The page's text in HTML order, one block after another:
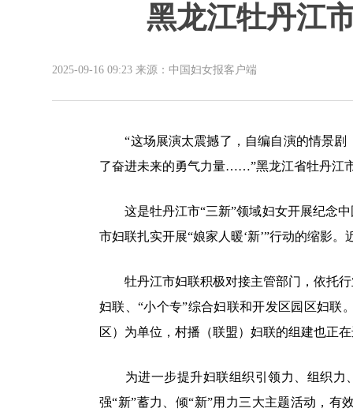
黑龙江牡丹江
2025-09-16 09:23 来源：中国妇女报客户端
“这场展演太震撼了，自编自演的情景剧
了奋进未来的勇气力量……”黑龙江省牡丹江
这是牡丹江市“三新”领域妇女开展纪念中
市妇联扎实开展“娘家人暖‘新’”行动的缩影
牡丹江市妇联积极对接主管部门，依托行
妇联、“小个专”综合妇联和开发区园区妇联
区）为单位，村播（联盟）妇联的组建也正
为进一步提升妇联组织引领力、组织力、
强“新”蓄力、倾“新”用力三大主题活动，有